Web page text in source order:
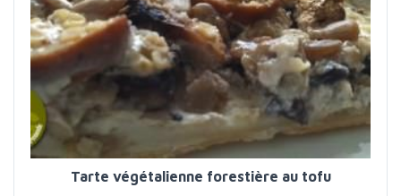
Tarte végétalienne forestière au tofu